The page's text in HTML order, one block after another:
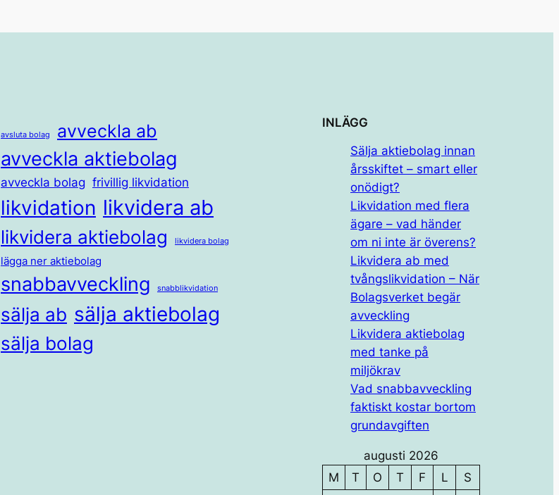
avsluta bolag avveckla ab
avveckla aktiebolag
avveckla bolag frivillig likvidation
likvidation likvidera ab
likvidera aktiebolag likvidera bolag
lägga ner aktiebolag
snabbavveckling snabblikvidation
sälja ab sälja aktiebolag
sälja bolag
INLÄGG
Sälja aktiebolag innan
årsskiftet – smart eller
onödigt?
Likvidation med flera
ägare – vad händer
om ni inte är överens?
Likvidera ab med
tvångslikvidation – När
Bolagsverket begär
avveckling
Likvidera aktiebolag
med tanke på
miljökrav
Vad snabbavveckling
faktiskt kostar bortom
grundavgiften
augusti 2026
M
T O T F L
S